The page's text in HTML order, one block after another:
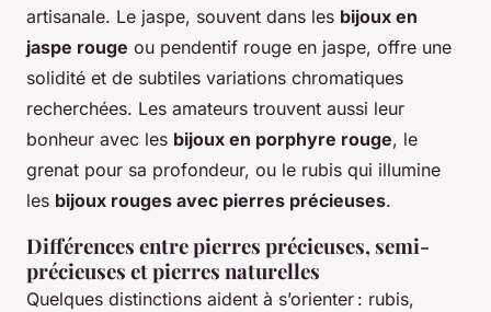
artisanale. Le jaspe, souvent dans les bijoux en
jaspe rouge ou pendentif rouge en jaspe, offre une
solidité et de subtiles variations chromatiques
recherchées. Les amateurs trouvent aussi leur
bonheur avec les bijoux en porphyre rouge, le
grenat pour sa profondeur, ou le rubis qui illumine
les bijoux rouges avec pierres précieuses.
Différences entre pierres précieuses, semi-
précieuses et pierres naturelles
Quelques distinctions aident à s’orienter : rubis,